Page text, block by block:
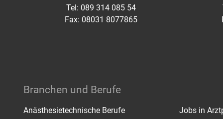
Tel: 089 314 085 54
Fax: 08031 8077865
Branchen und Berufe
Anästhesietechnische Berufe
Jobs in